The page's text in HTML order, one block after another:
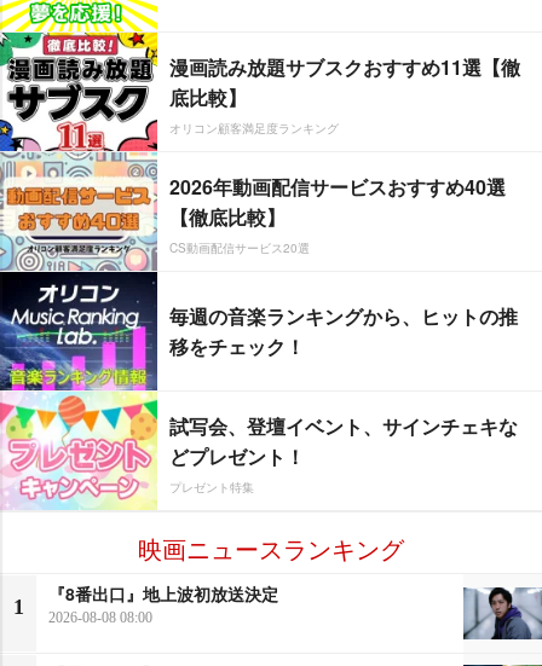
漫画読み放題サブスクおすすめ11選【徹
底比較】
オリコン顧客満足度ランキング
2026年動画配信サービスおすすめ40選
【徹底比較】
CS動画配信サービス20選
毎週の音楽ランキングから、ヒットの推
移をチェック！
試写会、登壇イベント、サインチェキな
どプレゼント！
プレゼント特集
映画ニュースランキング
1
『8番出口』地上波初放送決定
2026-08-08 08:00